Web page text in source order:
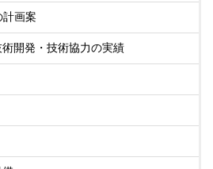
画案
開発・技術協力の実績